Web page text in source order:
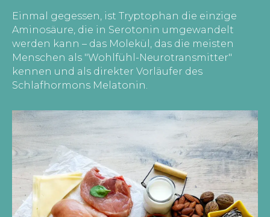
Einmal gegessen, ist Tryptophan die einzige
Aminosäure, die in Serotonin umgewandelt
werden kann – das Molekül, das die meisten
Menschen als "Wohlfühl-Neurotransmitter"
kennen und als direkter Vorläufer des
Schlafhormons Melatonin.